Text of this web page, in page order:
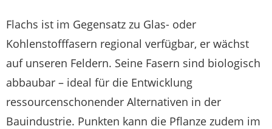
Flachs ist im Gegensatz zu Glas- oder
Kohlenstofffasern regional verfügbar, er wächst
auf unseren Feldern. Seine Fasern sind biologisch
abbaubar – ideal für die Entwicklung
ressourcenschonender Alternativen in der
Bauindustrie. Punkten kann die Pflanze zudem im